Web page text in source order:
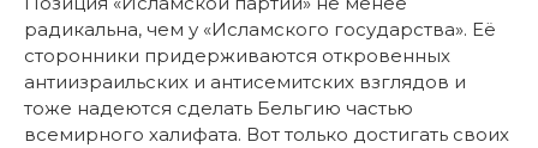
радикальна, чем у «Исламского государства». Её
сторонники придерживаются откровенных
антиизраильских и антисемитских взглядов и
тоже надеются сделать Бельгию частью
всемирного халифата. Вот только достигать своих